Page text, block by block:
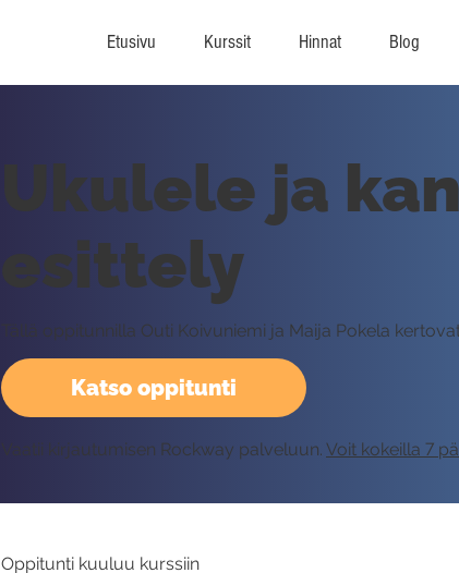
Etusivu Kurssit Hinnat Blog
Katso oppitunti
Ukulele ja
esittely
Tällä oppitunnilla Outi Koivuniemi ja Maija Pokela
Vaatii kirjautumisen Rockway palveluun. Voit kokeilla 7
Oppitunti kuuluu kurssiin